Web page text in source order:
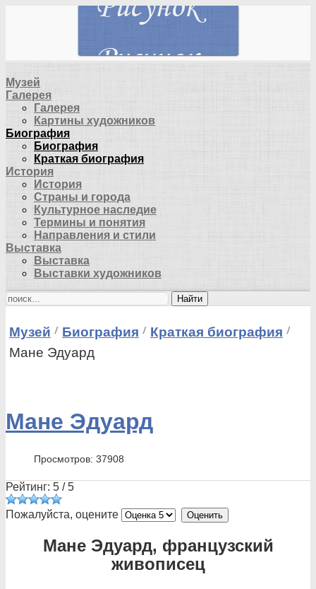
Музей
Галерея
Галерея
Картины художников
Биография
Биография
Краткая биография
История
История
Страны и города
Культурное наследие
Термины и понятия
Направления и стили
Выставка
Выставка
Выставки художников
Найти
Музей Биография
Краткая биография
Мане Эдуард
Мане Эдуард
Просмотров: 37908
Рейтинг: 5 /5
Пожалуйста, оцените
Мане Эдуард, французский
живописец